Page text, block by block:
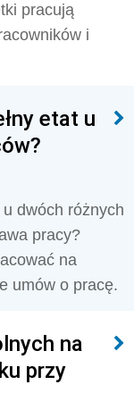
pracują
i
etat u
dwóch różnych
pracy?
na
umów o pracę.
na
przy